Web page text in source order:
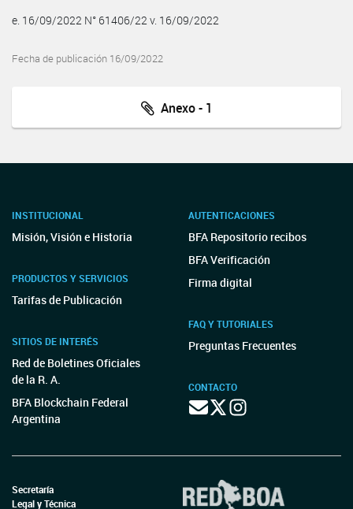
e. 16/09/2022 N° 61406/22 v. 16/09/2022
Fecha de publicación 16/09/2022
Anexo - 1
INSTITUCIONAL
Misión, Visión e Historia
PRODUCTOS Y SERVICIOS
Tarifas de Publicación
SITIOS DE INTERÉS
Red de Boletines Oficiales
de la R. A.
BFA Blockchain Federal
Argentina
AUTENTICACIONES
BFA Repositorio recibos
BFA Verificación
Firma digital
FAQ Y TUTORIALES
Preguntas Frecuentes
CONTACTO
Secretaría
Legal y Técnica